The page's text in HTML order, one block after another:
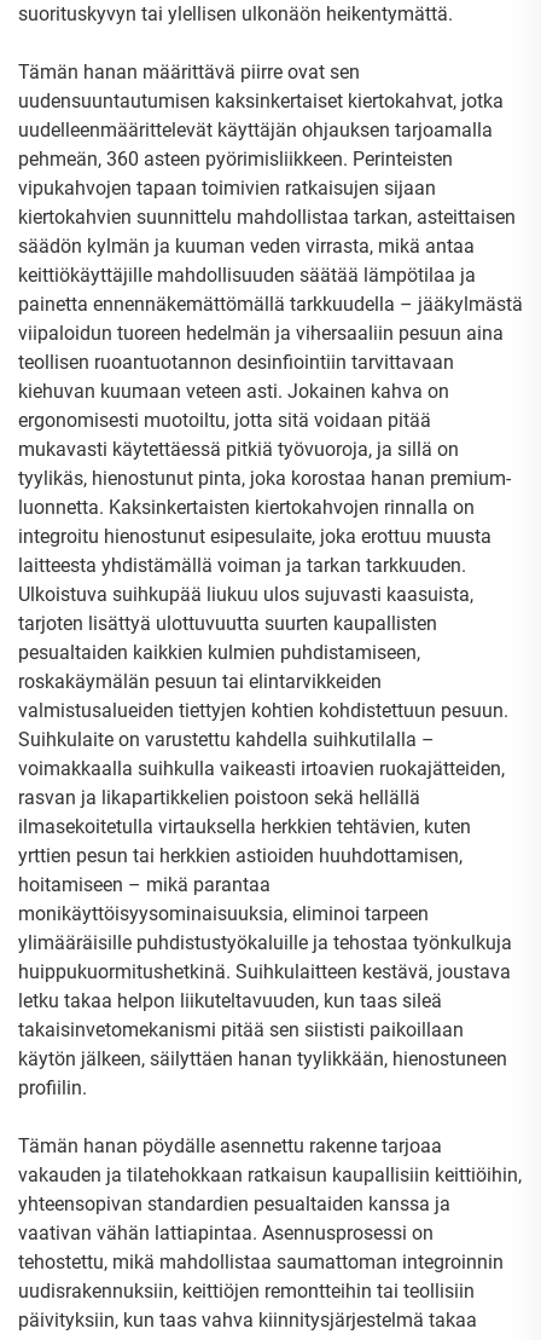
suorituskyvyn tai ylellisen ulkonäön heikentymättä.
Tämän hanan määrittävä piirre ovat sen
uudensuuntautumisen kaksinkertaiset kiertokahvat, jotka
uudelleenmäärittelevät käyttäjän ohjauksen tarjoamalla
pehmeän, 360 asteen pyörimisliikkeen. Perinteisten
vipukahvojen tapaan toimivien ratkaisujen sijaan
kiertokahvien suunnittelu mahdollistaa tarkan, asteittaisen
säädön kylmän ja kuuman veden virrasta, mikä antaa
keittiökäyttäjille mahdollisuuden säätää lämpötilaa ja
painetta ennennäkemättömällä tarkkuudella – jääkylmästä
viipaloidun tuoreen hedelmän ja vihersaaliin pesuun aina
teollisen ruoantuotannon desinfiointiin tarvittavaan
kiehuvan kuumaan veteen asti. Jokainen kahva on
ergonomisesti muotoiltu, jotta sitä voidaan pitää
mukavasti käytettäessä pitkiä työvuoroja, ja sillä on
tyylikäs, hienostunut pinta, joka korostaa hanan premium-
luonnetta. Kaksinkertaisten kiertokahvojen rinnalla on
integroitu hienostunut esipesulaite, joka erottuu muusta
laitteesta yhdistämällä voiman ja tarkan tarkkuuden.
Ulkoistuva suihkupää liukuu ulos sujuvasti kaasuista,
tarjoten lisättyä ulottuvuutta suurten kaupallisten
pesualtaiden kaikkien kulmien puhdistamiseen,
roskakäymälän pesuun tai elintarvikkeiden
valmistusalueiden tiettyjen kohtien kohdistettuun pesuun.
Suihkulaite on varustettu kahdella suihkutilalla –
voimakkaalla suihkulla vaikeasti irtoavien ruokajätteiden,
rasvan ja likapartikkelien poistoon sekä hellällä
ilmasekoitetulla virtauksella herkkien tehtävien, kuten
yrttien pesun tai herkkien astioiden huuhdottamisen,
hoitamiseen – mikä parantaa
monikäyttöisyysominaisuuksia, eliminoi tarpeen
ylimääräisille puhdistustyökaluille ja tehostaa työnkulkuja
huippukuormitushetkinä. Suihkulaitteen kestävä, joustava
letku takaa helpon liikuteltavuuden, kun taas sileä
takaisinvetomekanismi pitää sen siististi paikoillaan
käytön jälkeen, säilyttäen hanan tyylikkään, hienostuneen
profiilin.
Tämän hanan pöydälle asennettu rakenne tarjoaa
vakauden ja tilatehokkaan ratkaisun kaupallisiin keittiöihin,
yhteensopivan standardien pesualtaiden kanssa ja
vaativan vähän lattiapintaa. Asennusprosessi on
tehostettu, mikä mahdollistaa saumattoman integroinnin
uudisrakennuksiin, keittiöjen remontteihin tai teollisiin
päivityksiin, kun taas vahva kiinnitysjärjestelmä takaa